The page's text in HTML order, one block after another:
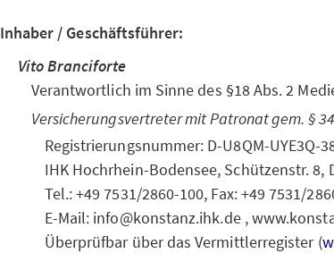
Inhaber / Geschäftsführer:
Vito Branciforte
Verantwortlich im Sinne des §18 Abs. 2
Versicherungsvertreter mit Patronat gem. §
Registrierungsnummer: D-U8QM-UYE3Q-
IHK Hochrhein-Bodensee, Schützenstr. 8,
Tel.: +49 7531/2860-100, Fax: +49 7531/
E-Mail: info@konstanz.ihk.de ,
Überprüfbar über das Vermittlerregister (